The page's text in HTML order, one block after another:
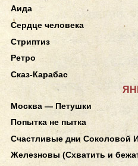
Аида
Сердце человека
Стриптиз
Ретро
Сказ-Карабас
Москва — Петушки
Попытка не пытка
Счастливые дни Соколовой
Железновы (Схватить и